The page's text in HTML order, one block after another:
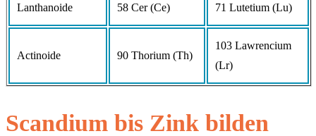
Lanthanoide 58 Cer (Ce) 71 Lutetium (Lu)
Actinoide 90 Thorium (Th)
103 Lawrencium
(Lr)
Scandium bis Zink bilden